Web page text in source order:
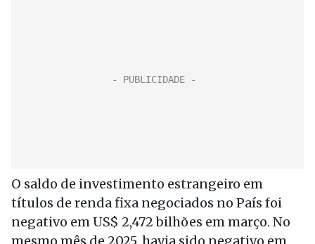
O saldo de investimento estrangeiro em
títulos de renda fixa negociados no País foi
negativo em US$ 2,472 bilhões em março. No